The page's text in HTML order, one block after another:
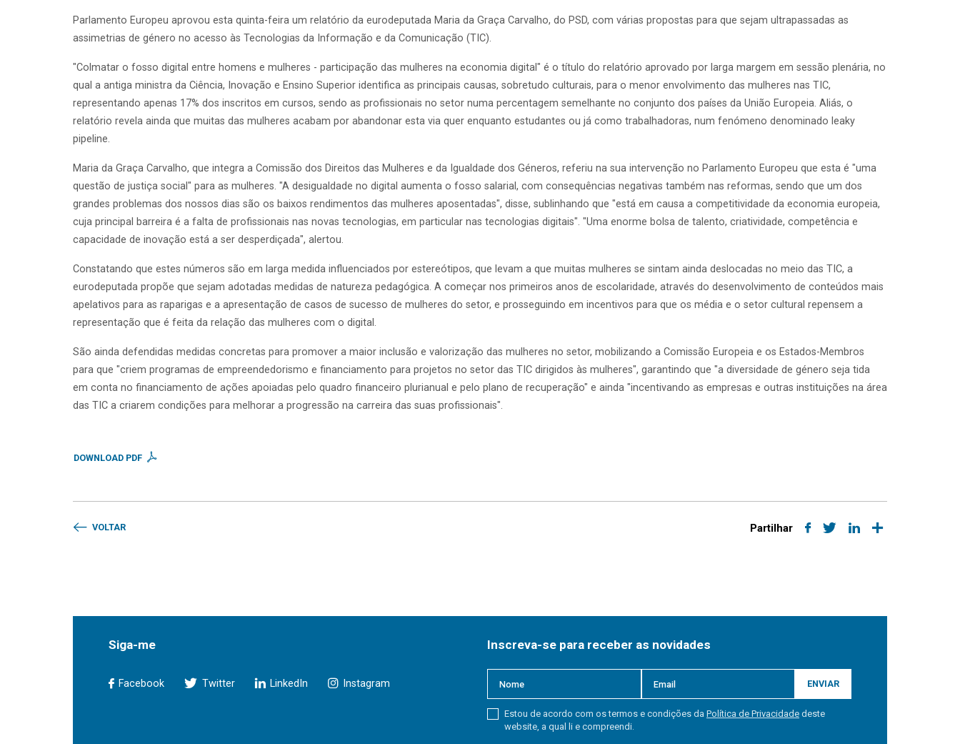
Parlamento Europeu aprovou esta quinta-feira um relatório da eurodeputada Maria da Graça Carvalho, do PSD, com várias propostas para que sejam ultrapassadas as
assimetrias de género no acesso às Tecnologias da Informação e da Comunicação (TIC).
"Colmatar o fosso digital entre homens e mulheres - participação das mulheres na economia digital" é o título do relatório aprovado por larga margem em sessão plenária, no
qual a antiga ministra da Ciência, Inovação e Ensino Superior identifica as principais causas, sobretudo culturais, para o menor envolvimento das mulheres nas TIC,
representando apenas 17% dos inscritos em cursos, sendo as profissionais no setor numa percentagem semelhante no conjunto dos países da União Europeia. Aliás, o
relatório revela ainda que muitas das mulheres acabam por abandonar esta via quer enquanto estudantes ou já como trabalhadoras, num fenómeno denominado leaky
pipeline.
Maria da Graça Carvalho, que integra a Comissão dos Direitos das Mulheres e da Igualdade dos Géneros, referiu na sua intervenção no Parlamento Europeu que esta é "uma
questão de justiça social" para as mulheres. "A desigualdade no digital aumenta o fosso salarial, com consequências negativas também nas reformas, sendo que um dos
grandes problemas dos nossos dias são os baixos rendimentos das mulheres aposentadas", disse, sublinhando que "está em causa a competitividade da economia europeia,
cuja principal barreira é a falta de profissionais nas novas tecnologias, em particular nas tecnologias digitais". "Uma enorme bolsa de talento, criatividade, competência e
capacidade de inovação está a ser desperdiçada", alertou.
Constatando que estes números são em larga medida influenciados por estereótipos, que levam a que muitas mulheres se sintam ainda deslocadas no meio das TIC, a
eurodeputada propõe que sejam adotadas medidas de natureza pedagógica. A começar nos primeiros anos de escolaridade, através do desenvolvimento de conteúdos mais
apelativos para as raparigas e a apresentação de casos de sucesso de mulheres do setor, e prosseguindo em incentivos para que os média e o setor cultural repensem a
representação que é feita da relação das mulheres com o digital.
São ainda defendidas medidas concretas para promover a maior inclusão e valorização das mulheres no setor, mobilizando a Comissão Europeia e os Estados-Membros
para que "criem programas de empreendedorismo e financiamento para projetos no setor das TIC dirigidos às mulheres", garantindo que "a diversidade de género seja tida
em conta no financiamento de ações apoiadas pelo quadro financeiro plurianual e pelo plano de recuperação" e ainda "incentivando as empresas e outras instituições na área
das TIC a criarem condições para melhorar a progressão na carreira das suas profissionais".
DOWNLOAD PDF
VOLTAR Partilhar
Siga-me
Facebook Twitter LinkedIn Instagram
Inscreva-se para receber as novidades
ENVIAR
Estou de acordo com os termos e condições da Política de Privacidade deste
website, a qual li e compreendi.